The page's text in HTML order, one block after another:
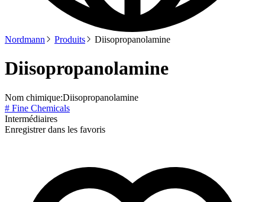
Nordmann Produits Diisopropanolamine
Diisopropanolamine
Nom chimique:Diisopropanolamine
# Fine Chemicals
Intermédiaires
Enregistrer dans les favoris